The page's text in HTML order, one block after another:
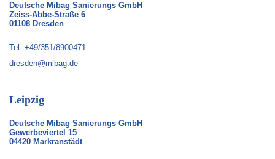
Deutsche Mibag Sanierungs GmbH
Zeiss-Abbe-Straße 6
01108 Dresden
Tel.:+49/351/8900471
dresden@mibag.de
Leipzig
Deutsche Mibag Sanierungs GmbH
Gewerbeviertel 15
04420 Markranstädt